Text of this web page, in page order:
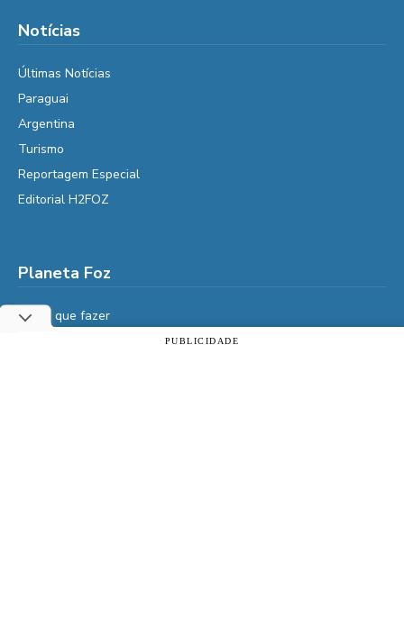
Notícias
Últimas Notícias
Paraguai
Argentina
Turismo
Reportagem Especial
Editorial H2FOZ
Planeta Foz
Foz, o que fazer
PUBLICIDADE